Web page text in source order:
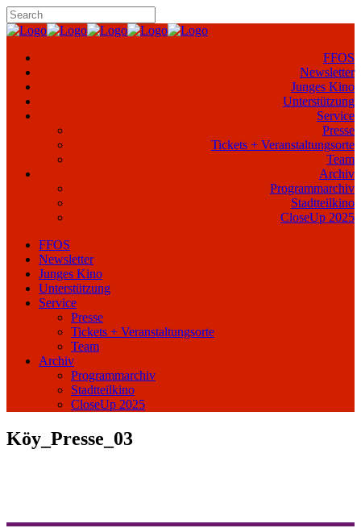
FFOS
Newsletter
Junges Kino
Unterstützung
Service
Presse
Tickets + Veranstaltungsorte
Team
Archiv
Programmarchiv
Stadtteilkino
CloseUp 2025
FFOS
Newsletter
Junges Kino
Unterstützung
Service
Presse
Tickets + Veranstaltungsorte
Team
Archiv
Programmarchiv
Stadtteilkino
CloseUp 2025
Köy_Presse_03